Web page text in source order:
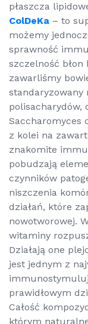
płaszcza
ColDeKa – to
możemy
sprawność
szczelność
zawarliśmy
standaryzowany
polisacharydów,
Saccharomyces
z kolei na
znakomite
pobudzają
czynników
niszczenia
działań, które
nowotworowej.
witaminy
Działają one
jest jednym z
prawidłowym
Całość
którym